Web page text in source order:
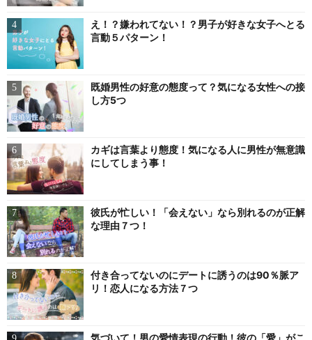
え！？嫌われてない！？男子が好きな女子へとる
言動５パターン！
既婚男性の好意の態度って？気になる女性への接
し方5つ
カギは言葉より態度！気になる人に男性が無意識
にしてしまう事！
彼氏が忙しい！「会えない」なら別れるのが正解
な理由７つ！
付き合ってないのにデートに誘うのは90％脈ア
リ！恋人になる方法７つ
気づいて！男の愛情表現の行動！彼の「愛」がこ